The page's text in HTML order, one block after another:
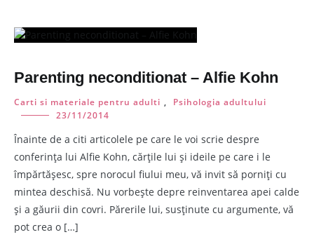
Parenting neconditionat – Alfie Kohn
Carti si materiale pentru adulti ,
Psihologia adultului
23/11/2014
Înainte de a citi articolele pe care le voi scrie despre
conferința lui Alfie Kohn, cărțile lui și ideile pe care i le
împărtășesc, spre norocul fiului meu, vă invit să porniți cu
mintea deschisă. Nu vorbește depre reinventarea apei calde
și a găurii din covri. Părerile lui, susținute cu argumente, vă
pot crea o […]